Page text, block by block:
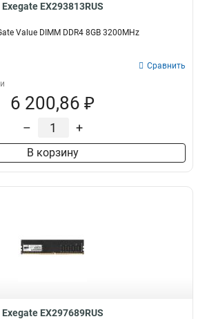
Exegate EX293813RUS
Value DIMM DDR4 8GB 3200MHz
Сравнить
6 200,86 ₽
– +
В корзину
Exegate EX297689RUS